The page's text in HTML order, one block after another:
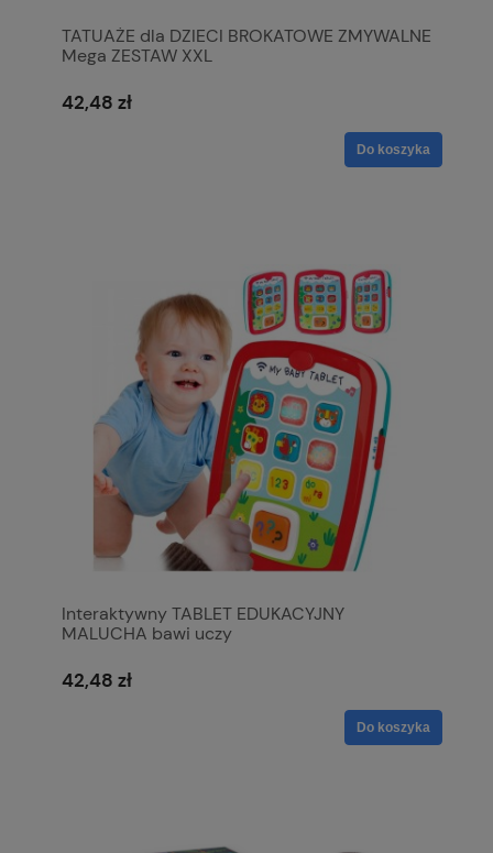
TATUAŻE dla DZIECI BROKATOWE ZMYWALNE
Mega ZESTAW XXL
42,48 zł
Do koszyka
Interaktywny TABLET EDUKACYJNY
MALUCHA bawi uczy
42,48 zł
Do koszyka